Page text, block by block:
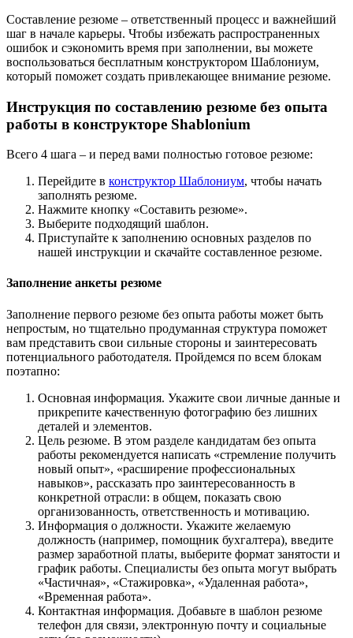
Составление резюме – ответственный процесс и важнейший
шаг в начале карьеры. Чтобы избежать распространенных
ошибок и сэкономить время при заполнении, вы можете
воспользоваться бесплатным конструктором Шаблониум,
который поможет создать привлекающее внимание резюме.
Инструкция по составлению резюме без опыта
работы в конструкторе Shablonium
Всего 4 шага – и перед вами полностью готовое резюме:
Перейдите в конструктор Шаблониум, чтобы начать
заполнять резюме.
Нажмите кнопку «Составить резюме».
Выберите подходящий шаблон.
Приступайте к заполнению основных разделов по
нашей инструкции и скачайте составленное резюме.
Заполнение анкеты резюме
Заполнение первого резюме без опыта работы может быть
непростым, но тщательно продуманная структура поможет
вам представить свои сильные стороны и заинтересовать
потенциального работодателя. Пройдемся по всем блокам
поэтапно:
Основная информация. Укажите свои личные данные и
прикрепите качественную фотографию без лишних
деталей и элементов.
Цель резюме. В этом разделе кандидатам без опыта
работы рекомендуется написать «стремление получить
новый опыт», «расширение профессиональных
навыков», рассказать про заинтересованность в
конкретной отрасли: в общем, показать свою
организованность, ответственность и мотивацию.
Информация о должности. Укажите желаемую
должность (например, помощник бухгалтера), введите
размер заработной платы, выберите формат занятости и
график работы. Специалисты без опыта могут выбрать
«Частичная», «Стажировка», «Удаленная работа»,
«Временная работа».
Контактная информация. Добавьте в шаблон резюме
телефон для связи, электронную почту и социальные